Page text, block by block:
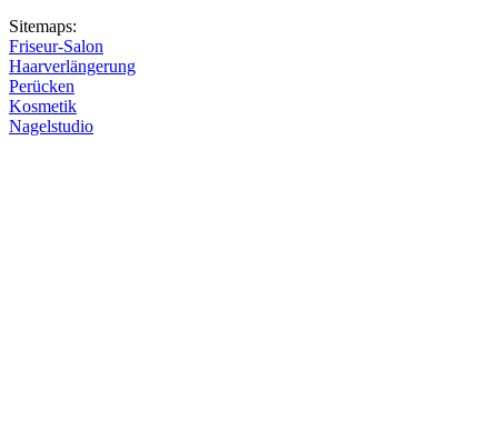
Sitemaps:
Friseur-Salon
Haarverlängerung
Perücken
Kosmetik
Nagelstudio